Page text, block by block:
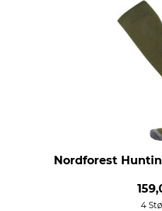
Nordforest
4